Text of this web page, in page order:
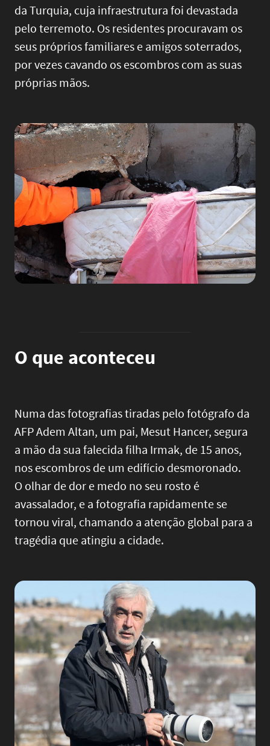
da Turquia, cuja infraestrutura foi devastada
pelo terremoto. Os residentes procuravam os
seus próprios familiares e amigos soterrados,
por vezes cavando os escombros com as suas
próprias mãos.
Image
O que aconteceu
Numa das fotografias tiradas pelo fotógrafo da
AFP Adem Altan, um pai, Mesut Hancer, segura
a mão da sua falecida filha Irmak, de 15 anos,
nos escombros de um edifício desmoronado.
O olhar de dor e medo no seu rosto é
avassalador, e a fotografia rapidamente se
tornou viral, chamando a atenção global para a
tragédia que atingiu a cidade.
Image